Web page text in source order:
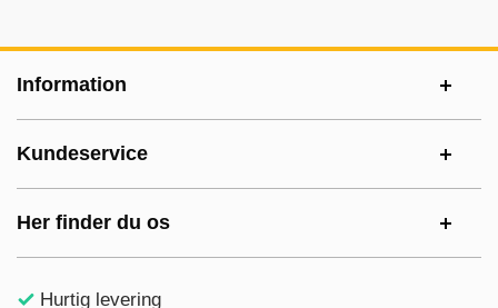
Information
Kundeservice
Her finder du os
Hurtig levering